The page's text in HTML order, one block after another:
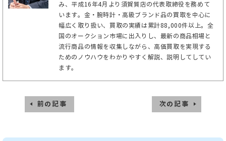
み、平成16年4月より須賀質店の代表取締役を務めて
います。金・腕時計・高級ブランド品の買取を中心に
幅広く取り扱い、買取の実績は累計88,000件以上。全
国のオークション市場に出入りし、最新の商品相場と
流行商品の情報を収集しながら、高価買取を実現する
ためのノウハウをわかりやすく解説、説明してしてい
ます。
前の記事 次の記事